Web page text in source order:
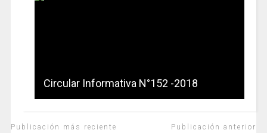
Circular Informativa N°152 -2018
Publicación más reciente Publicación anterior